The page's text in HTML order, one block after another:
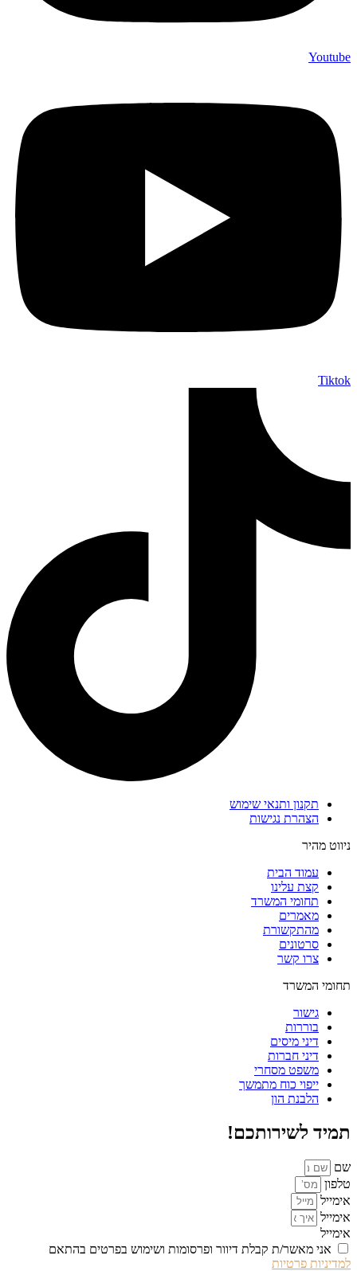
Youtube
Tiktok
תקנון ותנאי שימוש
הצהרת נגישות
ניווט מהיר
עמוד הבית
קצת עלינו
תחומי המשרד
מאמרים
מהתקשורת
סרטונים
צרו קשר
תחומי המשרד
גישור
בוררות
דיני מיסים
דיני חברות
משפט מסחרי
ייפוי כוח מתמשך
הלבנת הון
תמיד לשירותכם!
שם
טלפון
אימייל
אימייל
אימייל
אני מאשר/ת קבלת דיוור ופרסומות ושימוש בפרטים בהתאם
למדיניות פרטיות